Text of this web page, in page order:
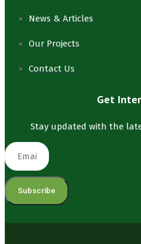
News & Articles
Our Projects
Contact Us
Get
Stay updated with the
Subscribe